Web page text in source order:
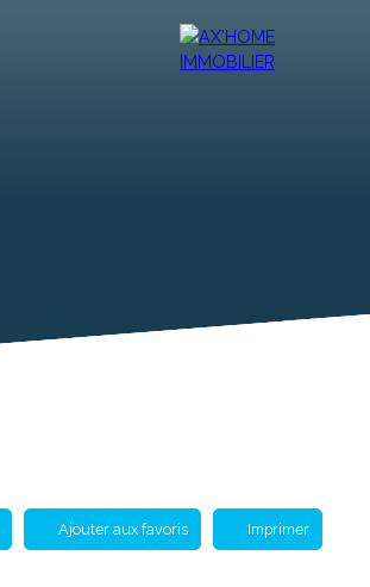
Ajouter aux favoris Imprimer